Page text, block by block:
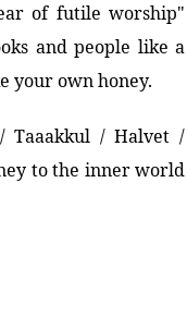
of futile worship"
and people like a
your own honey.
Taaakkul / Halvet /
to the inner world